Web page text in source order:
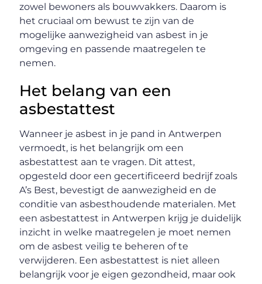
zowel bewoners als bouwvakkers. Daarom is
het cruciaal om bewust te zijn van de
mogelijke aanwezigheid van asbest in je
omgeving en passende maatregelen te
nemen.
Het belang van een
asbestattest
Wanneer je asbest in je pand in Antwerpen
vermoedt, is het belangrijk om een
asbestattest aan te vragen. Dit attest,
opgesteld door een gecertificeerd bedrijf zoals
A’s Best, bevestigt de aanwezigheid en de
conditie van asbesthoudende materialen. Met
een asbestattest in Antwerpen krijg je duidelijk
inzicht in welke maatregelen je moet nemen
om de asbest veilig te beheren of te
verwijderen. Een asbestattest is niet alleen
belangrijk voor je eigen gezondheid, maar ook